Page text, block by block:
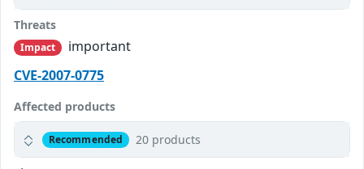
Threats
Impact
important
CVE-2007-0775
Affected products
Recommended 20 products